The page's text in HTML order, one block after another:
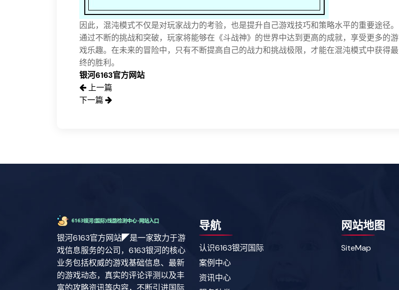
因此，混沌模式不仅是对玩家战力的考验，也是提升自己游戏技巧和策略水平的重要途径。
通过不断的挑战和突破，玩家将能够在《斗战神》的世界中达到更高的成就，享受更多的游
戏乐趣。在未来的冒险中，只有不断提高自己的战力和挑战极限，才能在混沌模式中获得最
终的胜利。
银河6163官方网站
上一篇
下一篇
银河6163官方网站◤是一家致力于游
戏信息服务的公司，6163银河的核心
业务包括权威的游戏基础信息、最新
的游戏动态，真实的评论评测以及丰
富的攻略资讯等内容，不断引进国际
导航
认识6163银河国际
案例中心
资讯中心
网站地图
SiteMap